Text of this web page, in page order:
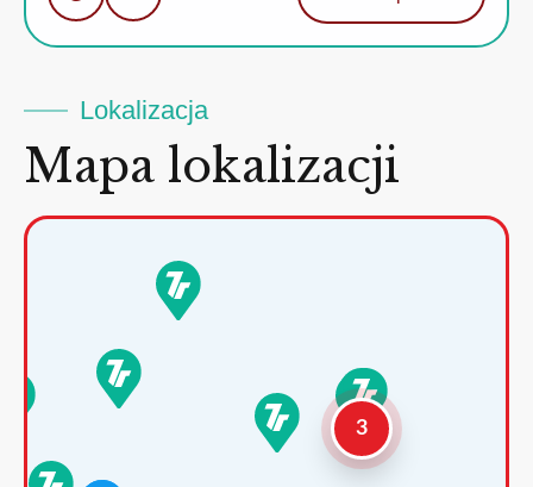
Lokalizacja
Mapa lokalizacji
3